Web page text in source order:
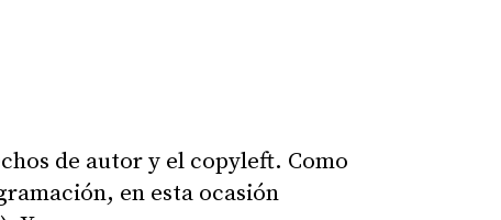
de autor y el copyleft. Como
en esta ocasión